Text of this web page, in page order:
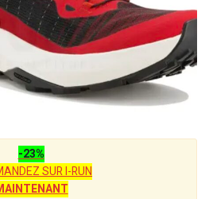
-23%
SUR I-RUN